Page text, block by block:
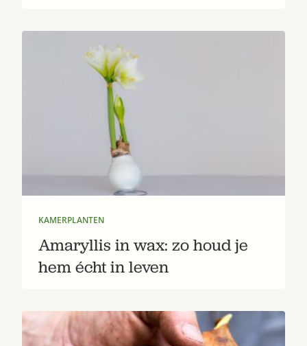
KAMERPLANTEN
Amaryllis in wax: zo houd je
hem écht in leven